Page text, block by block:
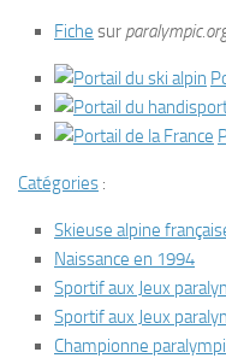
Fiche sur
Catégories :
Skieuse alpine
Naissance en 1994
Sportif aux Jeux
Sportif aux Jeux
Championne